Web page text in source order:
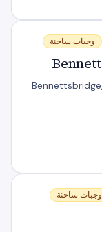
وجبات ساخنة
Bennettsbridge,
وجبات ساخنة